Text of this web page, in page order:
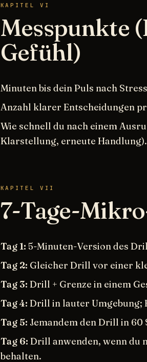
KAPITEL VI
Messpunkte
Gefühl)
Minuten bis dein Puls nach
Anzahl klarer Entscheidungen
Wie schnell du nach einem
Klarstellung, erneute Handlung).
KAPITEL VII
7-Tage-
Tag 1: 5-Minuten-Version des
Tag 2: Gleicher Drill vor einer
Tag 3: Drill + Grenze in einem
Tag 4: Drill in lauter Umgebung;
Tag 5: Jemandem den Drill in
Tag 6: Drill anwenden, wenn du
behalten.